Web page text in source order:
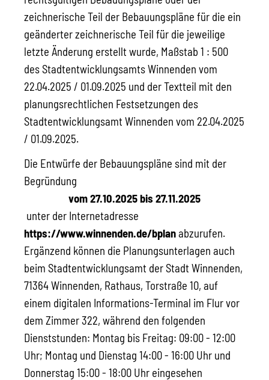
zeichnerische Teil der Bebauungspläne für die ein
geänderter zeichnerische Teil für die jeweilige
letzte Änderung erstellt wurde, Maßstab 1 : 500
des Stadtentwicklungsamts Winnenden vom
22.04.2025 / 01.09.2025 und der Textteil mit den
planungsrechtlichen Festsetzungen des
Stadtentwicklungsamt Winnenden vom 22.04.2025
/ 01.09.2025.
Die Entwürfe der Bebauungspläne sind mit der
Begründung
vom 27.10.2025 bis 27.11.2025
unter der Internetadresse
https://www.winnenden.de/bplanabzurufen.
Ergänzend können die Planungsunterlagen auch
beim Stadtentwicklungsamt der Stadt Winnenden,
71364 Winnenden, Rathaus, Torstraße 10, auf
einem digitalen Informations-Terminal im Flur vor
dem Zimmer 322, während den folgenden
Dienststunden: Montag bis Freitag: 09:00 - 12:00
Uhr; Montag und Dienstag 14:00 - 16:00 Uhr und
Donnerstag 15:00 - 18:00 Uhr eingesehen